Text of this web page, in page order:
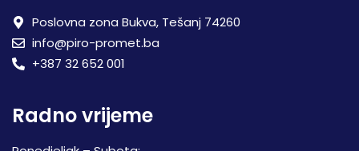
Poslovna zona Bukva, Tešanj 74260
info@piro-promet.ba
+387 32 652 001
Radno vrijeme